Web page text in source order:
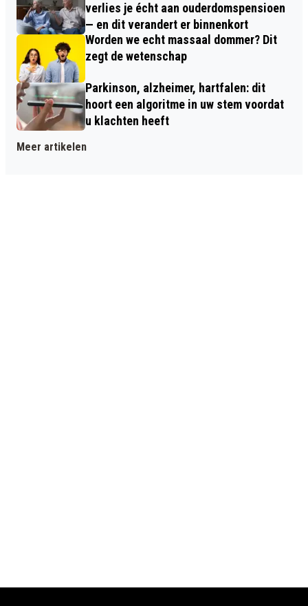
verlies je écht aan ouderdomspensioen
— en dit verandert er binnenkort
Worden we echt massaal dommer? Dit
zegt de wetenschap
Parkinson, alzheimer, hartfalen: dit
hoort een algoritme in uw stem voordat
u klachten heeft
Meer artikelen